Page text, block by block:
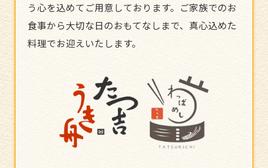
う心を込めてご用意しております。ご家族でのお
食事から大切な日のおもてなしまで、真心込めた
料理でお迎えいたします。